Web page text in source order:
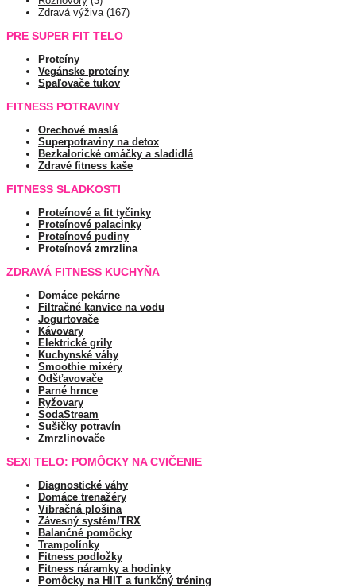
Zdravá výživa(167)
PRE SUPER FIT TELO
Proteíny
Vegánske proteíny
Spaľovače tukov
FITNESS POTRAVINY
Orechové maslá
Superpotraviny na detox
Bezkalorické omáčky a sladidlá
Zdravé fitness kaše
FITNESS SLADKOSTI
Proteínové a fit tyčinky
Proteínové palacinky
Proteínové pudiny
Proteínová zmrzlina
ZDRAVÁ FITNESS KUCHYŇA
Domáce pekárne
Filtračné kanvice na vodu
Jogurtovače
Kávovary
Elektrické grily
Kuchynské váhy
Smoothie mixéry
Odšťavovače
Parné hrnce
Ryžovary
SodaStream
Sušičky potravín
Zmrzlinovače
SEXI TELO: POMÔCKY NA CVIČENIE
Diagnostické váhy
Domáce trenažéry
Vibračná plošina
Závesný systém/TRX
Balančné pomôcky
Trampolínky
Fitness podložky
Fitness náramky a hodinky
Pomôcky na HIIT a funkčný tréning